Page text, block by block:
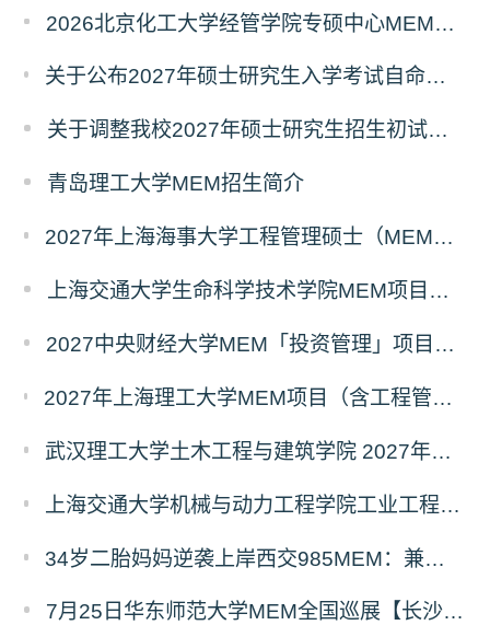
2026北京化工大学经管学院专硕中心MEM拟录取分析解读
关于公布2027年硕士研究生入学考试自命题考试科目考试大纲的通知
关于调整我校2027年硕士研究生招生初试科目的公告
青岛理工大学MEM招生简介
2027年上海海事大学工程管理硕士（MEM）宁波产教融合研究生培养项目
上海交通大学生命科学技术学院MEM项目全新介绍
2027中央财经大学MEM「投资管理」项目招生专题正式上线
2027年上海理工大学MEM项目（含工程管理、工业工程与管理、物流工程与管理）奖助学金政策发布
武汉理工大学土木工程与建筑学院 2027年工程管理硕士（MEM）招生简章
上海交通大学机械与动力工程学院工业工程学科硕士生招生专业及统考科目调整公告
34岁二胎妈妈逆袭上岸西交985MEM：兼顾工作带娃，零基础5个月逆风翻盘
7月25日华东师范大学MEM全国巡展【长沙站】开启，欢迎报考！